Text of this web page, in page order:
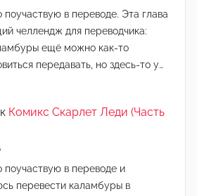
поучаствую в переводе. Эта глава
челлендж для переводчика:
ещё можно как-то
передавать, но здесь-то у…
к Комикс Скарлет Леди (Часть
поучаствую в переводе и
перевести каламбуры в